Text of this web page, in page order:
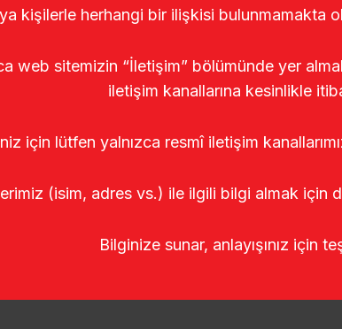
kişilerle herhangi bir ilişkisi bulunmamakta
web sitemizin “İletişim” bölümünde yer
iletişim kanallarına kesinlikle
için lütfen yalnızca resmî iletişim
(isim, adres vs.) ile ilgili bilgi almak için
Bilginize sunar, anlayışınız için